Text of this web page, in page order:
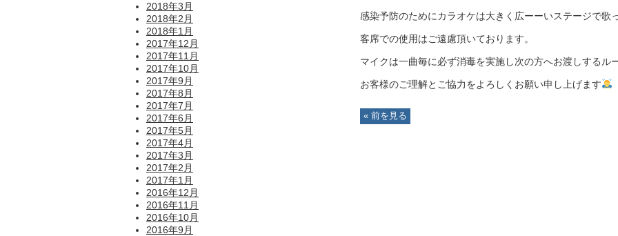
感染予防のためにカラオケは大きく広ーーいステージで歌
客席での使用はご遠慮頂いております。
マイクは一曲毎に必ず消毒を実施し次の方へお渡しするル
お客様のご理解とご協力をよろしくお願い申し上げます
« 前を見る
2018年3月
2018年2月
2018年1月
2017年12月
2017年11月
2017年10月
2017年9月
2017年8月
2017年7月
2017年6月
2017年5月
2017年4月
2017年3月
2017年2月
2017年1月
2016年12月
2016年11月
2016年10月
2016年9月